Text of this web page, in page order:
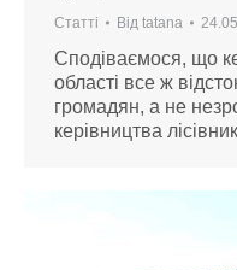
Статті Від tatana
Сподіваємося, що
області все ж
громадян, а не
керівництва